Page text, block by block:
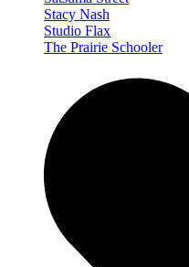
Stacy Nash
Studio Flax
The Prairie Schooler